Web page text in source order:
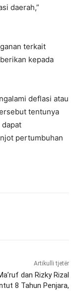
daerah,”
terkait
kepada
deflasi atau
tentunya
pertumbuhan
Artikulli tjetër
dan Rizky Rizal
8 Tahun Penjara,